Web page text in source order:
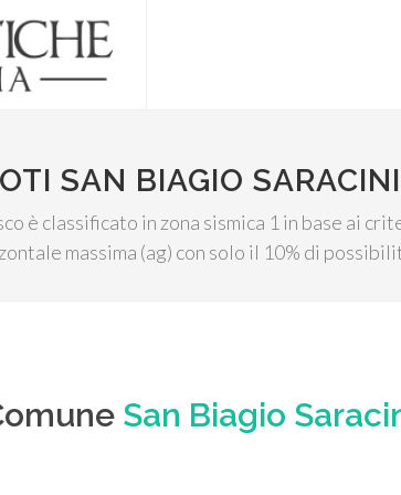
SAN BIAGIO
è classificato in zona sismica 1 in base ai
massima (ag) con solo il 10% di
San Biagio